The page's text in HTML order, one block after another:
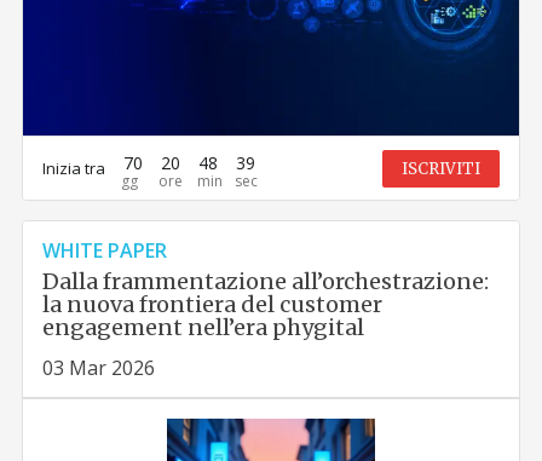
Inizia tra 70 20 48 38 ISCRIVITI
WHITE PAPER
Dalla frammentazione all’orchestrazione:
la nuova frontiera del customer
engagement nell’era phygital
03 Mar 2026